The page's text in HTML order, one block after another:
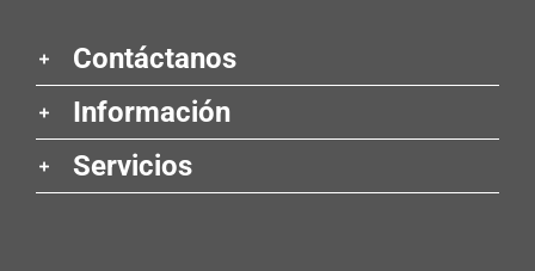
Contáctanos
Información
Servicios